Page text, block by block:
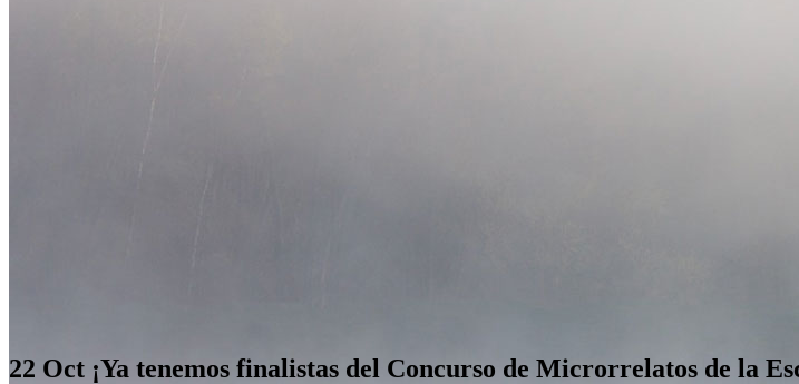
22 Oct ¡Ya tenemos finalistas del Concurso de Microrrelatos de la